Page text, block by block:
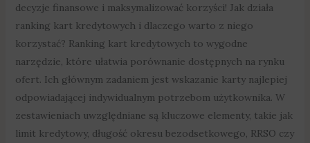
decyzje finansowe i maksymalizować korzyści! Jak działa
ranking kart kredytowych i dlaczego warto z niego
korzystać? Ranking kart kredytowych to wygodne
narzędzie, które ułatwia porównanie dostępnych na rynku
ofert. Ich głównym zadaniem jest wskazanie karty najlepiej
odpowiadającej indywidualnym potrzebom użytkownika. W
zestawieniach uwzględniane są kluczowe elementy, takie jak
limit kredytowy, długość okresu bezodsetkowego, RRSO czy